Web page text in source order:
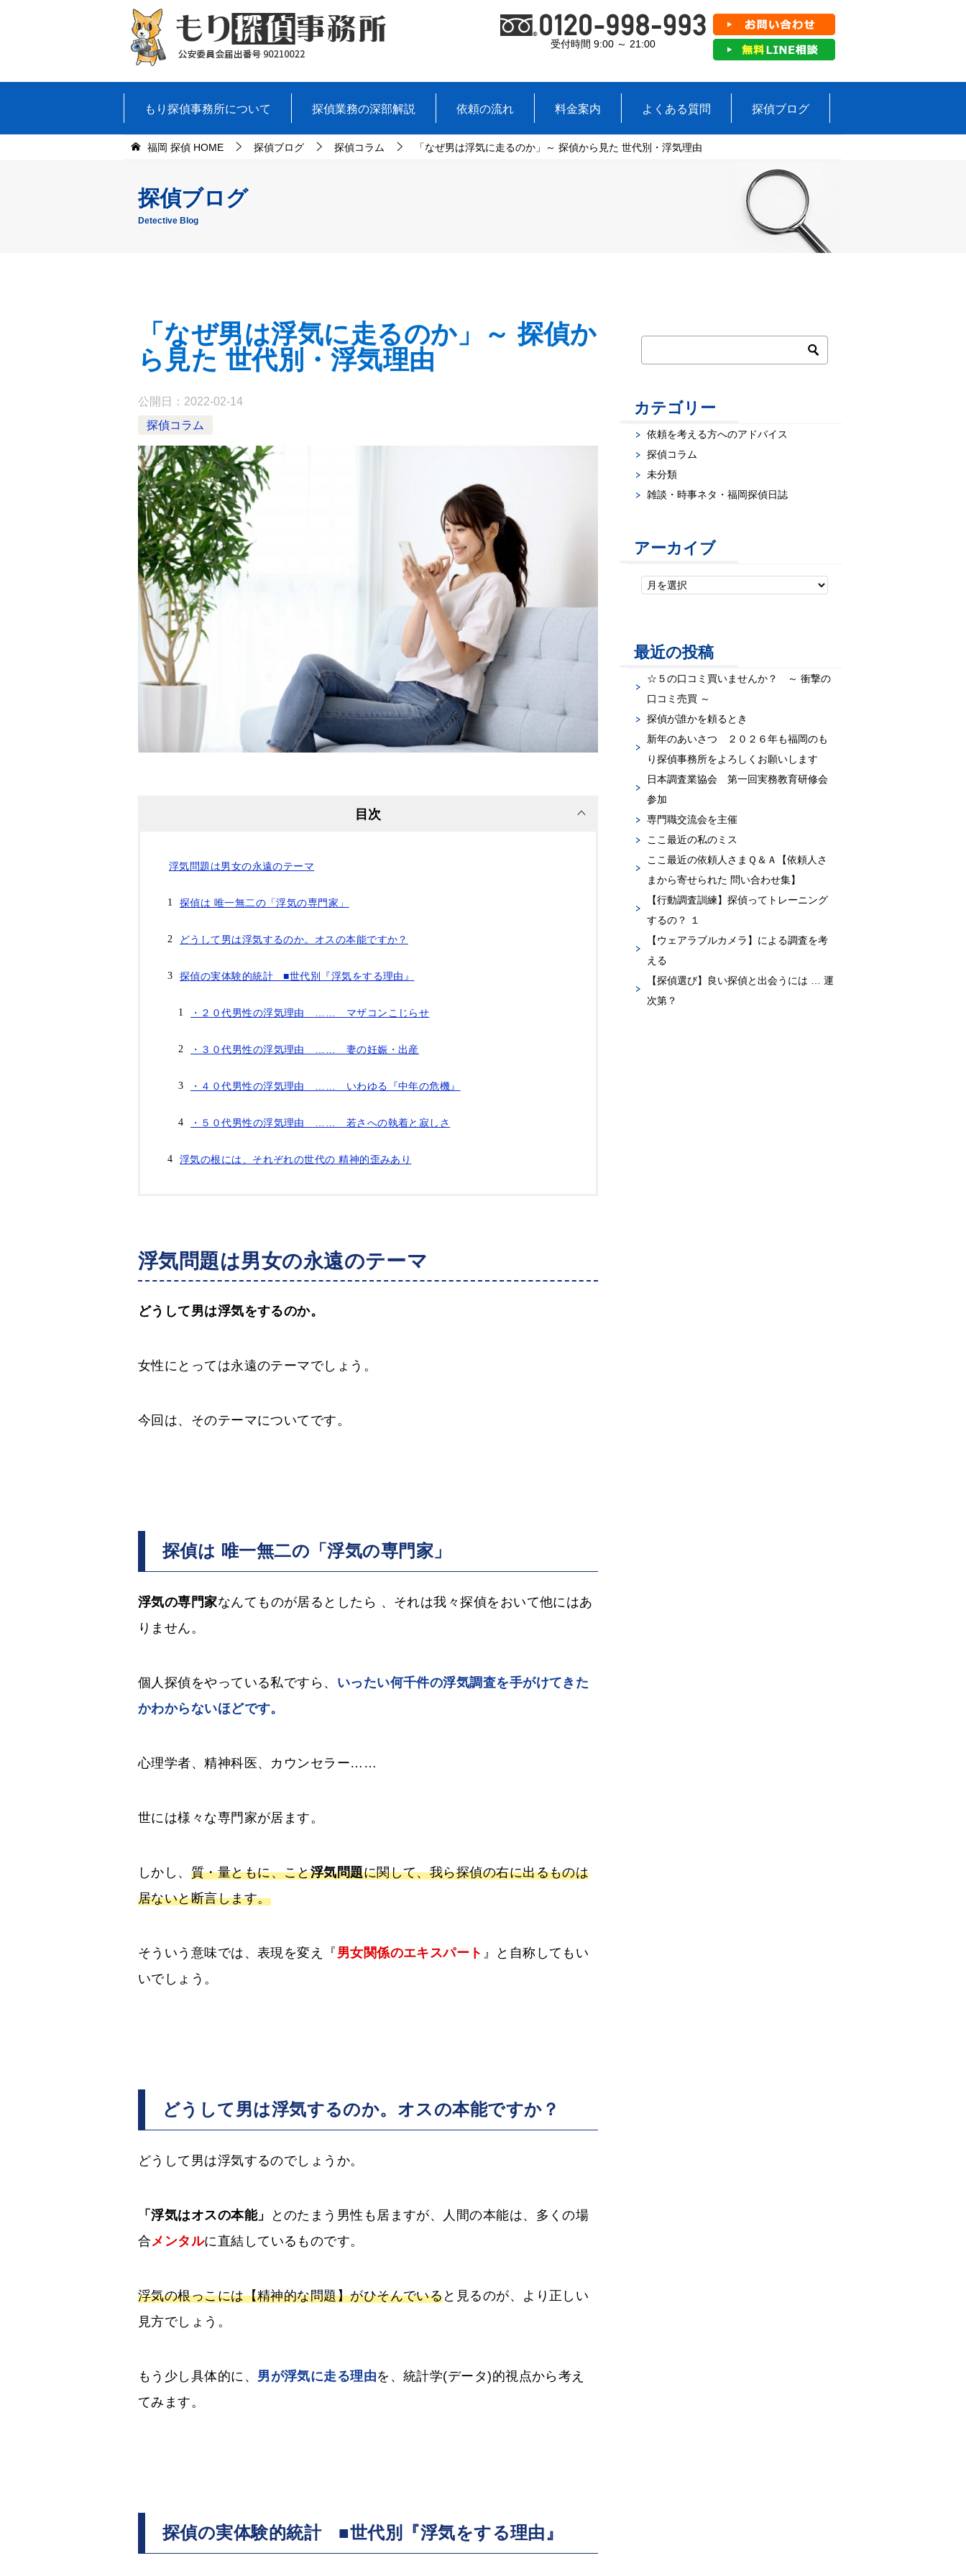
受付時間 9:00 ～ 21:00
もり探偵事務所について 探偵業務の深部解説 依頼の流れ 料金案内 よくある質問 探偵ブログ
福岡 探偵 HOME 探偵ブログ 探偵コラム 「なぜ男は浮気に走るのか」～ 探偵から見た 世代別・浮気理由
探偵ブログ
Detective Blog
「なぜ男は浮気に走るのか」～ 探偵か
ら見た 世代別・浮気理由
公開日： 2022-02-14
探偵コラム
目次
浮気問題は男女の永遠のテーマ
探偵は 唯一無二の「浮気の専門家」
どうして男は浮気するのか。オスの本能ですか？
探偵の実体験的統計 ■世代別『浮気をする理由』
・２０代男性の浮気理由 …… マザコンこじらせ
・３０代男性の浮気理由 …… 妻の妊娠・出産
・４０代男性の浮気理由 …… いわゆる『中年の危機』
・５０代男性の浮気理由 …… 若さへの執着と寂しさ
浮気の根には、それぞれの世代の 精神的歪みあり
浮気問題は男女の永遠のテーマ
どうして男は浮気をするのか。
女性にとっては永遠のテーマでしょう。
今回は、そのテーマについてです。
探偵は 唯一無二の「浮気の専門家」
浮気の専門家なんてものが居るとしたら 、それは我々探偵をおいて他にはあ
りません。
個人探偵をやっている私ですら、 いったい何千件の浮気調査を手がけてきた
かわからないほどです。
心理学者、精神科医、カウンセラー……
世には様々な専門家が居ます。
しかし、 質・量ともに、こと浮気問題に関して、我ら探偵の右に出るものは
居ないと断言します。
そういう意味では、表現を変え『 男女関係のエキスパート 』と自称してもい
いでしょう。
どうして男は浮気するのか。オスの本能ですか？
どうして男は浮気するのでしょうか。
「浮気はオスの本能」
とのたまう男性も居ますが、人間の本能は、多くの場
合 メンタルに直結しているものです。
浮気の根っこには【精神的な問題】がひそんでいると見るのが、より正しい
見方でしょう。
もう少し具体的に、 男が浮気に走る理由を、統計学(データ)的視点から考え
てみます。
探偵の実体験的統計 ■世代別『浮気をする理由』
カテゴリー
依頼を考える方へのアドバイス
探偵コラム
未分類
雑談・時事ネタ・福岡探偵日誌
アーカイブ
最近の投稿
☆５の口コミ買いませんか？ ～ 衝撃の
口コミ売買 ～
探偵が誰かを頼るとき
新年のあいさつ ２０２６年も福岡のも
り探偵事務所をよろしくお願いします
日本調査業協会 第一回実務教育研修会
参加
専門職交流会を主催
ここ最近の私のミス
ここ最近の依頼人さまＱ＆Ａ【依頼人さ
まから寄せられた 問い合わせ集】
【行動調査訓練】探偵ってトレーニング
するの？ １
【ウェアラブルカメラ】による調査を考
える
【探偵選び】良い探偵と出会うには … 運
次第？